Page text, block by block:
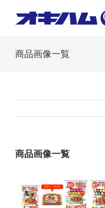
商品画像一覧
商品画像一覧